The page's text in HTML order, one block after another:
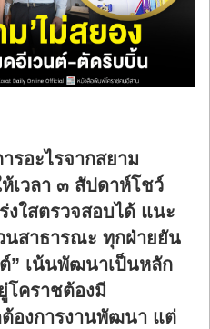
รอะไรจากสยาม
เวลา ๓ สัปดาห์โชว์
งใสตรวจสอบได้ แนะ
นสาธารณะ ทุกฝ่ายยัน
” เน้นพัฒนาเป็นหลัก
คราชต้องมี
องการงานพัฒนา แต่